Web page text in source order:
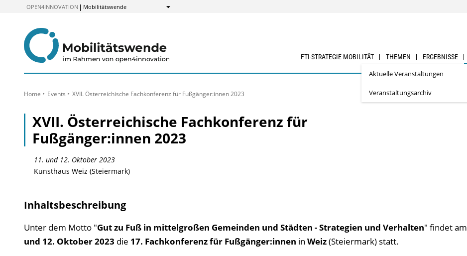
OPEN4INNOVATION Mobilitätswende
Anzeigen
FTI-STRATEGIE MOBILITÄT THEMEN ERGEBNISSE
Aktuelle Veranstaltungen
Veranstaltungsarchiv
Home Events XVII. Österreichische Fachkonferenz für Fußgänger:innen 2023
XVII. Österreichische Fachkonferenz für
Fußgänger:innen 2023
11. und 12. Oktober 2023
Kunsthaus Weiz (Steiermark)
Inhaltsbeschreibung
Unter dem Motto "Gut zu Fuß in mittelgroßen Gemeinden und Städten - Strategien und Verhalten" findet am
und 12. Oktober 2023 die 17. Fachkonferenz für Fußgänger:innen in Weiz(Steiermark) statt.